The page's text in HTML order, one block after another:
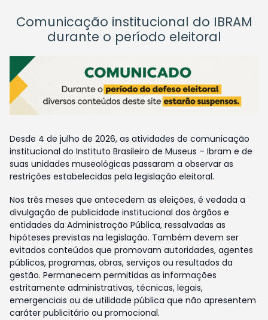
Comunicação institucional do IBRAM
durante o período eleitoral
Desde 4 de julho de 2026, as atividades de comunicação
institucional do Instituto Brasileiro de Museus – Ibram e de
suas unidades museológicas passaram a observar as
restrições estabelecidas pela legislação eleitoral.
Nos três meses que antecedem as eleições, é vedada a
divulgação de publicidade institucional dos órgãos e
entidades da Administração Pública, ressalvadas as
hipóteses previstas na legislação. Também devem ser
evitados conteúdos que promovam autoridades, agentes
públicos, programas, obras, serviços ou resultados da
gestão. Permanecem permitidas as informações
estritamente administrativas, técnicas, legais,
emergenciais ou de utilidade pública que não apresentem
caráter publicitário ou promocional.